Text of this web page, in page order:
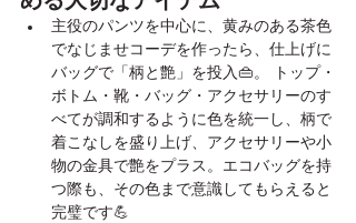
主役のパンツを中心に、黄みのある茶色
でなじませコーデを作ったら、仕上げに
バッグで「柄と艶」を投入👜。 トップ・
ボトム・靴・バッグ・アクセサリーのす
べてが調和するように色を統一し、柄で
着こなしを盛り上げ、アクセサリーや小
物の金具で艶をプラス。エコバッグを持
つ際も、その色まで意識してもらえると
完璧です💪